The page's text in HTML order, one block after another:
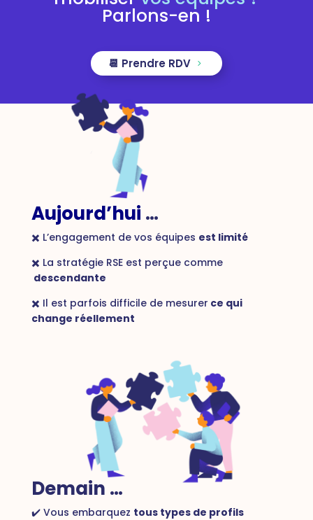
Parlons-en !
📆 Prendre RDV
Aujourd’hui …
✖️ L’engagement de vos équipes est limité
✖️ La stratégie RSE est perçue comme
descendante
✖️ Il est parfois difficile de mesurer ce qui
change réellement
Demain …
✔️ Vous embarquez tous types de profils